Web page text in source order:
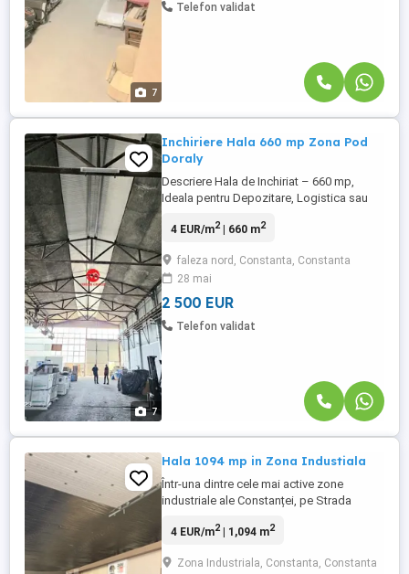
7
Telefon validat
7
Inchiriere Hala 660 mp Zona Pod
Doraly
Descriere Hala de Inchiriat – 660 mp,
Ideala pentru Depozitare, Logistica sau
industriala cu o suprafata de 660 mp,
accesibila si usor conectata la
principalele artere rutiere. Caracteristici
principale: Suprafata totala: ...
4 EUR/m2| 660 m2
faleza nord, Constanta, Constanta
28 mai
2 500 EUR
Telefon validat
Hala 1094 mp in Zona Industiala
Într-una dintre cele mai active zone
industriale ale Constanței, pe Strada
Nicolae Filimon, se află un spațiu
funcționalitate și dimensiuni. Cu o
4 EUR/m2| 1,094 m2
Zona Industriala, Constanta, Constanta